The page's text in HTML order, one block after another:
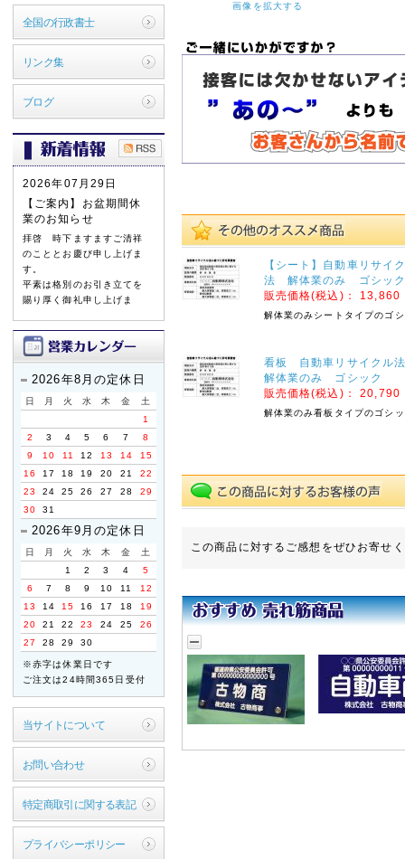
全国の行政書士
リンク集
ブログ
2026年07月29日
【ご案内】お盆期間休
業のお知らせ
拝啓 時下ますますご清祥
のこととお慶び申し上げま
す。
平素は格別のお引き立てを
賜り厚く御礼申し上げま
誠に勝手ながら、以下の期
間を休業とさせていただき
ます。
【休暇期間】
2026年8月8日(土) ～ 8
月16日(日)
【お盆期間前発送、最終注
文受付日】
2026年8月3日(月)
※お支払手続きも同日中に
お願い致します。
休業期間中にお問い合わせ
いただきました件に関して
は、8月17日より順次ご対
応・発送をさせていただき
ます。
ご迷惑をお掛けいたします
が、何卒ご了承くださいま
すよう宜しくお願い申し上
げます。
敬具
2026年04月21日
【ご案内】ゴールデン
ウィーク休業のお知ら
せ
のこととお慶び申し上げま
2026年8月の定休日
日 月 火 水 木 金
土
1
2
3 4 5 6 7
8
9
10 11 12 13 14
15
16
17 18 19 20 21
22
23
24 25 26 27 28
29
30
31
2026年9月の定休日
日 月 火 水 木 金
土
1
2 3 4
5
6
7 8 9 10 11
12
13
14 15 16 17 18
19
20
21 22 23 24 25
26
27
28 29 30
※赤字は休業日です
ご注文は24時間365日受付
当サイトについて
お問い合わせ
特定商取引に関する表記
プライバシーポリシー
画像を拡大する
【シート】自動車リサイ
法 解体業のみ ゴシッ
販売価格(税込)：
13,860
解体業のみシートタイプのゴ
看板 自動車リサイク
解体業のみ ゴシック
販売価格(税込)：
20,790
解体業のみ看板タイプのゴシ
この商品に対するご感想をぜひお寄せ